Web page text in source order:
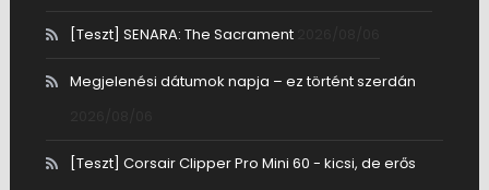
[Teszt] SENARA: The Sacrament
Megjelenési dátumok napja – ez történt szerdán
[Teszt] Corsair Clipper Pro Mini 60 - kicsi, de erős